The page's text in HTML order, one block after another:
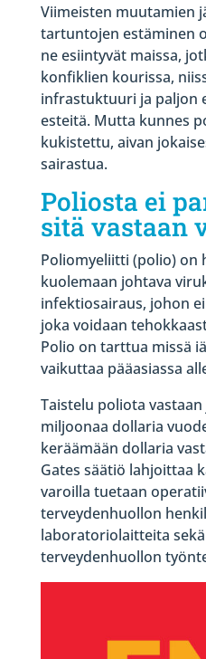
Viimeisten muutamien
tartuntojen estäminen
ne esiintyvät maissa,
konfiklien kourissa,
infrastuktuuri ja paljon
esteitä. Mutta kunnes
kukistettu, aivan
sairastua.
Poliosta ei
sitä vastaan
Poliomyeliitti (polio) on
kuolemaan johtava
infektiosairaus, johon
joka voidaan
Polio on tarttua missä
vaikuttaa pääasiassa
Taistelu poliota
miljoonaa dollaria
keräämään dollaria
Gates säätiö lahjoittaa
varoilla tuetaan
terveydenhuollon
laboratoriolaitteita
terveydenhuollon